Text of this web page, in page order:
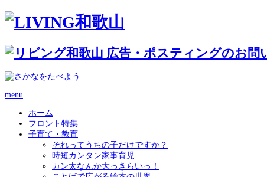
menu
ホーム
フロント特集
子育て・教育
それってうちの子だけですか？
時短カンタン家事育児
カン太なんか大っきらいっ！